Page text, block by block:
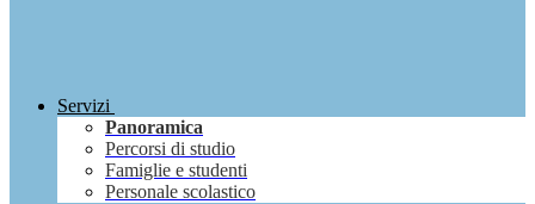
Servizi
Panoramica
Percorsi di studio
Famiglie e studenti
Personale scolastico